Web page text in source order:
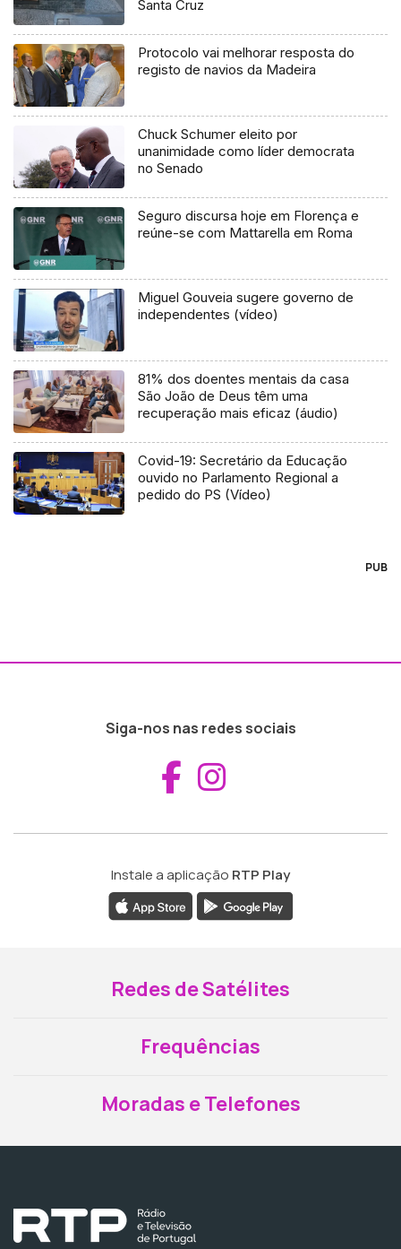
Santa Cruz
Protocolo vai melhorar resposta do
registo de navios da Madeira
Chuck Schumer eleito por
unanimidade como líder democrata
no Senado
Seguro discursa hoje em Florença e
reúne-se com Mattarella em Roma
Miguel Gouveia sugere governo de
independentes (vídeo)
81% dos doentes mentais da casa
São João de Deus têm uma
recuperação mais eficaz (áudio)
Covid-19: Secretário da Educação
ouvido no Parlamento Regional a
pedido do PS (Vídeo)
PUB
Siga-nos nas redes sociais
Aceder ao
Instale a aplicação RTP Play
Redes de Satélites
Frequências
Moradas e Telefones